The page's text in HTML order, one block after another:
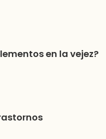
en la vejez?